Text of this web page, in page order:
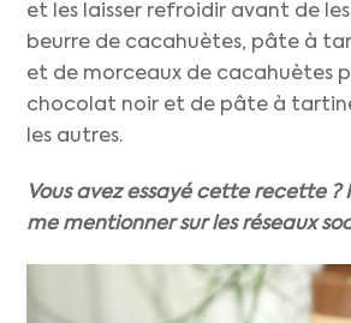
et les laisser refroidir avant de
beurre de cacahuètes, pâte à
et de morceaux de cacahuètes
chocolat noir et de pâte à
les autres.
Vous avez essayé cette recette ?
me mentionner sur les réseaux